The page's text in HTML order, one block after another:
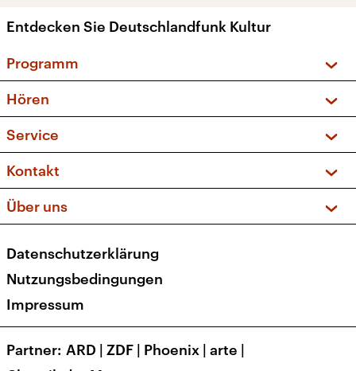
Entdecken Sie Deutschlandfunk Kultur
Programm
Sendungen und Podcasts
Musikliste
Kakadu – Das Kinderprogramm
Hören
Frequenzen (UKW + DAB+)
Service
FAQ
Apps
Newsletter
Veranstaltungen
Kontakt
Social Media
Über uns
Presse
Karriere
Transparenz
Datenschutzerklärung
Nutzungsbedingungen
Impressum
Partner ARD | ZDF | Phoenix | arte |